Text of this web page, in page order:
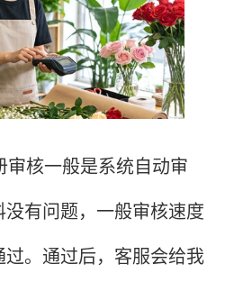
核一般是系统自动审
有问题，一般审核速度
。通过后，客服会给我